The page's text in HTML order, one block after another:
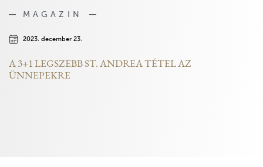
MAGAZIN
2023. december 23.
A 3+1 LEGSZEBB ST. ANDREA TÉTEL AZ
ÜNNEPEKRE